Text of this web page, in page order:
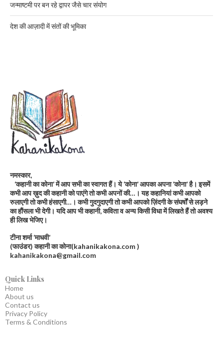
जन्माष्टमी पर बन रहे द्वापर जैसे चार संयोग
देश की आज़ादी में संतों की भूमिका
नमस्कार,
‘कहानी का कोना’ में आप सभी का स्वागत हैं। ये ‘कोना’ आपका अपना ‘कोना’ है। इसमें
कभी आप ख़ुद की कहानी को पाएंगे तो कभी अपनों की…। यह कहानियां कभी आपको
रुलाएगी तो कभी हंसाएगी…। कभी गुदगुदाएगी तो कभी आपको ज़िंदगी के संघर्षों से लड़ने
का हौंसला भी देगी। यदि आप भी कहानी, कविता व अन्य किसी विधा में लिखते हैं तो अवश्य
ही लिख भेजिए।
टीना शर्मा ‘माधवी’
(फाउंडर) कहानी का कोना(kahanikakona.com )
kahanikakona@gmail.com
Quick Links
Home
About us
Contact us
Privacy Policy
Terms & Conditions